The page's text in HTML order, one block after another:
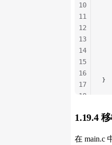
}
10
11
12
13
14
15
16
17
18
20
1.19.4
在 main.c